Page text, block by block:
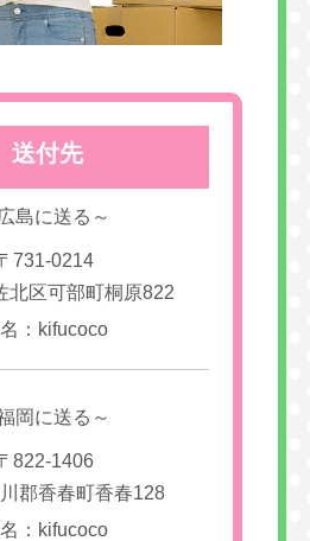
送付先
島に送る～
731-0214
北区可部町桐原822
：kifucoco
岡に送る～
822-1406
郡香春町香春128
：kifucoco